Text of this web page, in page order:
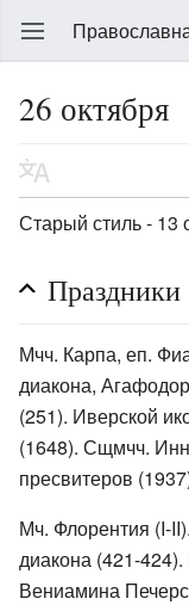
26 октября
Старый стиль - 13
Праздники
Мчч. Карпа, еп.
диакона,
(251). Иверской
(1648). Сщмчч.
пресвитеров
Мч. Флорентия (I-
диакона (421-
Вениамина